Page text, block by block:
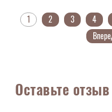
1 2 3 4
Оставьте отзыв